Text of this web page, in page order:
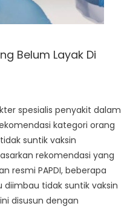
Belum Layak Di
spesialis penyakit dalam
kategori orang
suntik vaksin
rekomendasi yang
resmi PAPDI, beberapa
tidak suntik vaksin
disusun dengan